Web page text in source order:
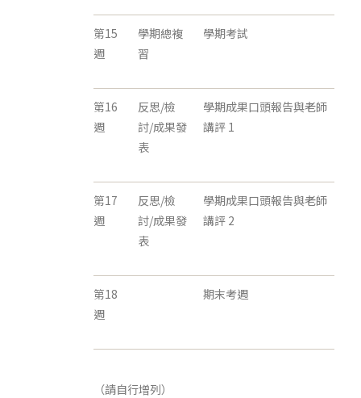
第15
週
學期總複
習
學期考試
第16
週
反思/檢
討/成果發
表
學期成果口頭報告與老師
講評 1
第17
週
反思/檢
討/成果發
表
學期成果口頭報告與老師
講評 2
第18
週
期末考週
（請自行增列）